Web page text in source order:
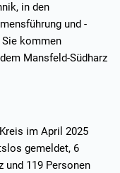
in den
und -
kommen
Mansfeld-Südharz
im April 2025
gemeldet, 6
und 119 Personen